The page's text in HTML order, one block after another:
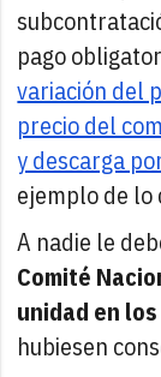
pago
variación del
precio del
y descarga
ejemplo de lo
A nadie le
Comité
unidad en
hubiesen